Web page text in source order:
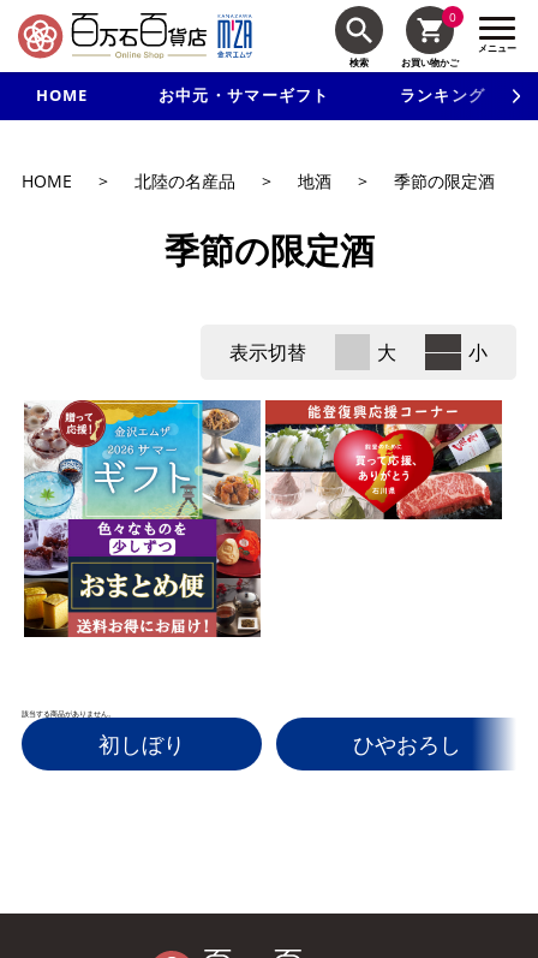
検索
0
お買い物かご
メニュー
HOME お中元・サマーギフト ランキング
新規入会で3千円以上で使える500円クーポンを進呈！
HOME > 北陸の名産品 > 地酒 > 季節の限定酒
季節の限定酒
初しぼり ひやおろし
表示切替 大 小
該当する商品がありません。